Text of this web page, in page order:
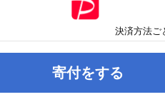
寄付をする
決済方法ご